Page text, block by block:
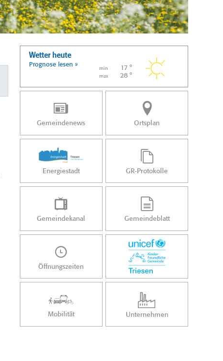
Wetter heute
Prognose lesen »
min 17 °
max 28 °
Gemeindenews Ortsplan
Energiestadt GR-Protokolle
Gemeindekanal Gemeindeblatt
Öffnungszeiten
Mobilität Unternehmen